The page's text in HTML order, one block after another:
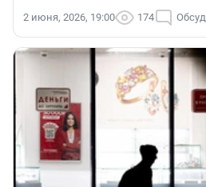
2 июня, 2026, 19:00 174